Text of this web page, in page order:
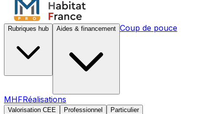
Rubriques hub Aides & financement Coup de pouce
MHFRéalisations
Valorisation CEE Professionnel Particulier